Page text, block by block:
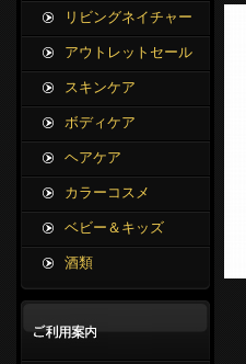
リビングネイチャー
アウトレットセール
スキンケア
ボディケア
ヘアケア
カラーコスメ
ベビー＆キッズ
酒類